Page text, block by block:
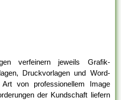
verfeinern jeweils Grafik-
Druckvorlagen und Word-
von professionellem Image
der Kundschaft liefern